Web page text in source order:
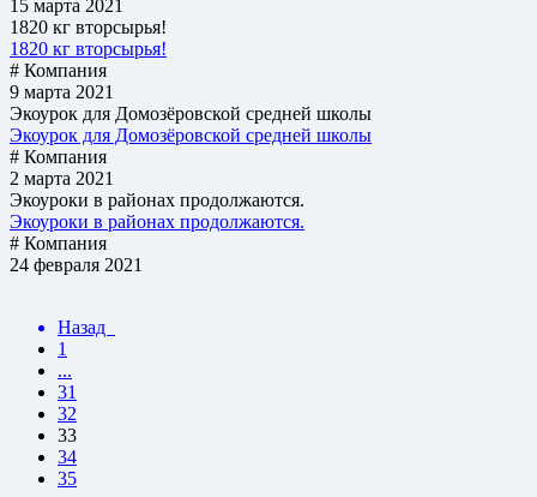
15 марта 2021
1820 кг вторсырья!
1820 кг вторсырья!
# Компания
9 марта 2021
Экоурок для Домозёровской средней школы
Экоурок для Домозёровской средней школы
# Компания
2 марта 2021
Экоуроки в районах продолжаются.
Экоуроки в районах продолжаются.
# Компания
24 февраля 2021
Назад
1
...
31
32
33
34
35